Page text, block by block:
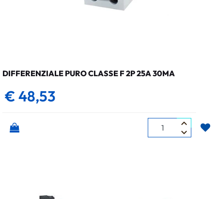
DIFFERENZIALE PURO CLASSE F 2P 25A 30MA
€ 48,53
Quantità